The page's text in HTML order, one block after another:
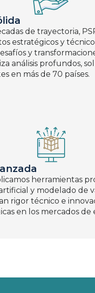
de trayectoria,
estratégicos y
y
análisis profundos,
en más de 70 países.
herramientas
y modelado de
rigor técnico e
en los mercados